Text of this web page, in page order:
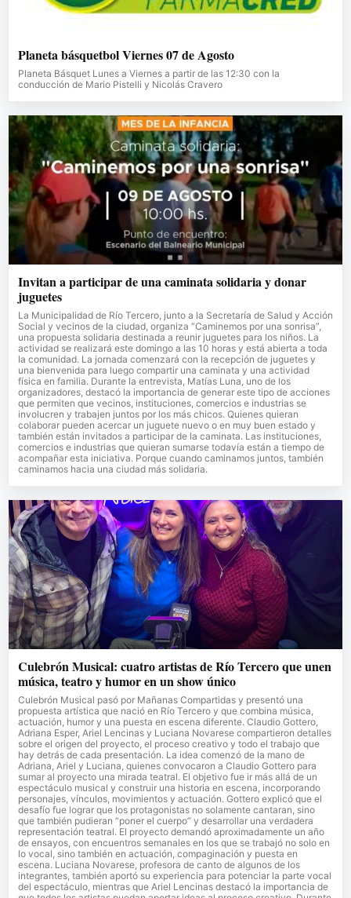
Planeta básquetbol Viernes 07 de Agosto
Planeta Básquet Lunes a Viernes a partir de las 12:30 con la
conducción de Mario Pistelli y Nicolás Cravero
Invitan a participar de una caminata solidaria y donar
juguetes
La Municipalidad de Río Tercero, junto a la Secretaría de Salud y Acción
Social y vecinos de la ciudad, organiza “Caminemos por una sonrisa”,
una propuesta solidaria destinada a reunir juguetes para los niños. La
actividad se realizará este domingo a las 10 horas y está abierta a toda
la comunidad. La jornada comenzará con la recepción de juguetes y
una bienvenida para luego compartir una caminata y una actividad
física en familia. Durante la entrevista, Matías Luna, uno de los
organizadores, destacó la importancia de generar este tipo de acciones
que permiten que vecinos, instituciones, comercios e industrias se
involucren y trabajen juntos por los más chicos. Quienes quieran
colaborar pueden acercar un juguete nuevo o en muy buen estado y
también están invitados a participar de la caminata. Las instituciones,
comercios e industrias que quieran sumarse todavía están a tiempo de
acompañar esta iniciativa. Porque cuando caminamos juntos, también
caminamos hacia una ciudad más solidaria.
Culebrón Musical: cuatro artistas de Río Tercero que unen
música, teatro y humor en un show único
Culebrón Musical pasó por Mañanas Compartidas y presentó una
propuesta artística que nació en Río Tercero y que combina música,
actuación, humor y una puesta en escena diferente. Claudio Gottero,
Adriana Esper, Ariel Lencinas y Luciana Novarese compartieron detalles
sobre el origen del proyecto, el proceso creativo y todo el trabajo que
hay detrás de cada presentación. La idea comenzó de la mano de
Adriana, Ariel y Luciana, quienes convocaron a Claudio Gottero para
sumar al proyecto una mirada teatral. El objetivo fue ir más allá de un
espectáculo musical y construir una historia en escena, incorporando
personajes, vínculos, movimientos y actuación. Gottero explicó que el
desafío fue lograr que los protagonistas no solamente cantaran, sino
que también pudieran “poner el cuerpo” y desarrollar una verdadera
representación teatral. El proyecto demandó aproximadamente un año
de ensayos, con encuentros semanales en los que se trabajó no solo en
lo vocal, sino también en actuación, compaginación y puesta en
escena. Luciana Novarese, profesora de canto de algunos de los
integrantes, también aportó su experiencia para potenciar la parte vocal
del espectáculo, mientras que Ariel Lencinas destacó la importancia de